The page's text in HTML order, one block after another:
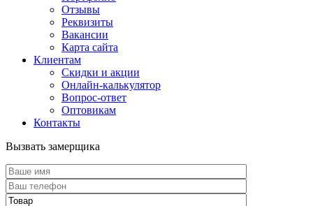
Отзывы
Реквизиты
Вакансии
Карта сайта
Клиентам
Скидки и акции
Онлайн-калькулятор
Вопрос-ответ
Оптовикам
Контакты
Вызвать замерщика